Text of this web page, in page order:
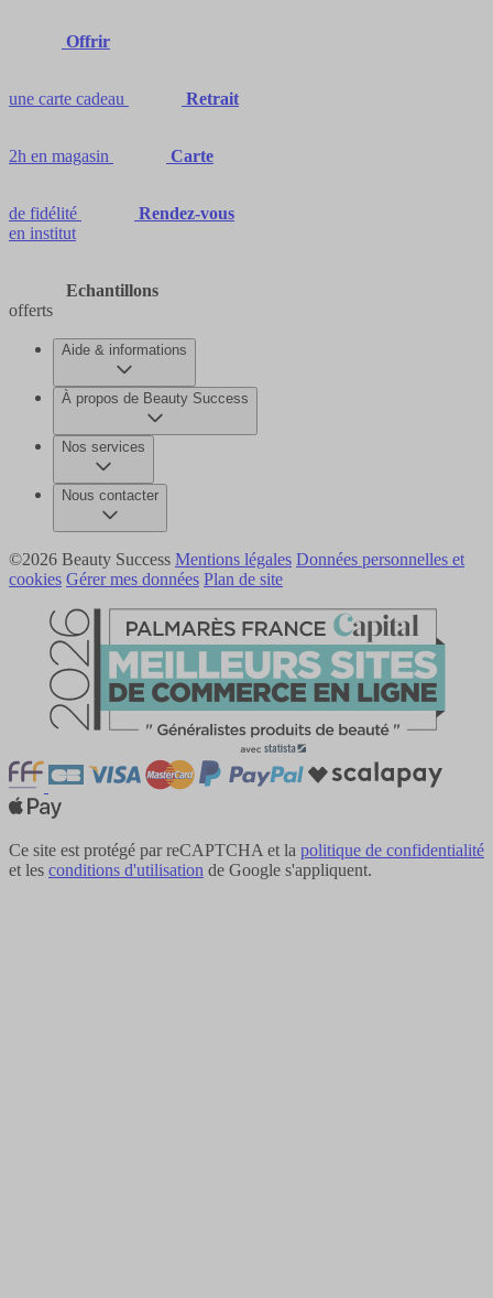
Offrir
une carte cadeau Retrait
2h en magasin Carte
de fidélité
Rendez-vous
en institut
Echantillons
offerts
Aide & informations
À propos de Beauty Success
Nos services
Nous contacter
©2026 Beauty Success Mentions légales Données personnelles et
cookies Gérer mes données Plan de site
Ce site est protégé par reCAPTCHA et la politique de confidentialité
et les conditions d'utilisation de Google s'appliquent.